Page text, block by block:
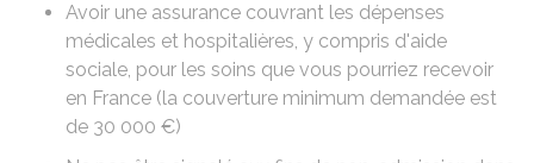
Avoir une assurance couvrant les dépenses
médicales et hospitalières, y compris d'aide
sociale, pour les soins que vous pourriez recevoir
en France (la couverture minimum demandée est
de 30 000 €)